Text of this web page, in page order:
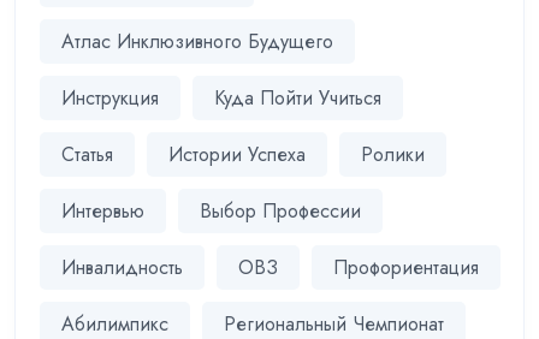
Атлас Инклюзивного Будущего
Инструкция Куда Пойти Учиться
Статья Истории Успеха Ролики
Интервью Выбор Профессии
Инвалидность ОВЗ Профориентация
Абилимпикс Региональный Чемпионат